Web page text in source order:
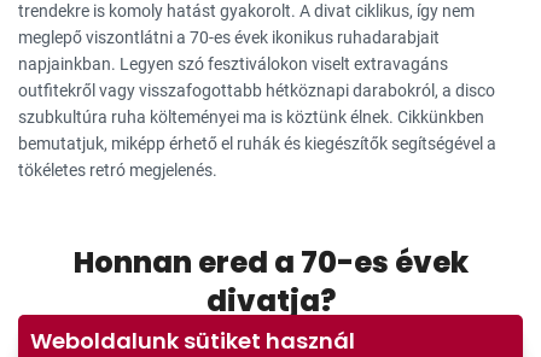
trendekre is komoly hatást gyakorolt. A divat ciklikus, így nem
meglepő viszontlátni a 70-es évek ikonikus ruhadarabjait
napjainkban. Legyen szó fesztiválokon viselt extravagáns
outfitekről vagy visszafogottabb hétköznapi darabokról, a disco
szubkultúra ruha költeményei ma is köztünk élnek. Cikkünkben
bemutatjuk, miképp érhető el ruhák és kiegészítők segítségével a
tökéletes retró megjelenés.
Honnan ered a 70-es évek
divatja?
Weboldalunk sütiket használ